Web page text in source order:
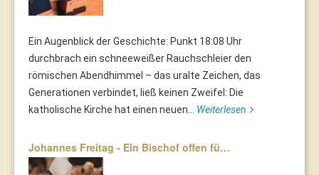
Ein Augenblick der Geschichte: Punkt 18:08 Uhr
durchbrach ein schneeweißer Rauchschleier den
römischen Abendhimmel – das uralte Zeichen, das
Generationen verbindet, ließ keinen Zweifel: Die
katholische Kirche hat einen neuen... Weiterlesen
Johannes Freitag - Ein Bischof offen fü…